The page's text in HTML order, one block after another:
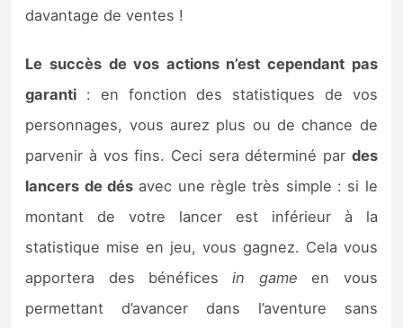
davantage de ventes !
Le succès de vos actions n’est cependant pas
garanti : en fonction des statistiques de vos
personnages, vous aurez plus ou de chance de
parvenir à vos fins. Ceci sera déterminé par des
lancers de désavec une règle très simple : si le
montant de votre lancer est inférieur à la
statistique mise en jeu, vous gagnez. Cela vous
apportera des bénéficesin game en vous
permettant d’avancer dans l’aventure sans